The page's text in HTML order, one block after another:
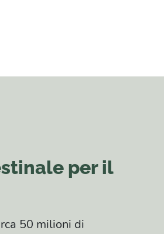
per il
50 milioni di